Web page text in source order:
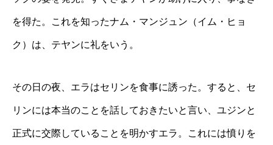
を得た。これを知ったナム・マンジュン（イム・ヒョ
ク）は、テヤンに礼をいう。
その日の夜、エラはセリンを食事に誘った。すると、セ
リンには本当のことを話しておきたいと言い、ユジンと
正式に交際していることを明かすエラ。これには憤りを